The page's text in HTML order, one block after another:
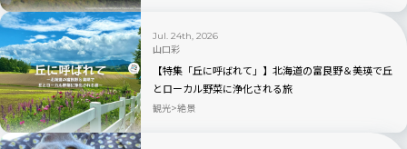
Jul. 24th, 2026
山口彩
【特集「丘に呼ばれて」】北海道の富良野＆美瑛で丘
とローカル野菜に浄化される旅
観光 絶景